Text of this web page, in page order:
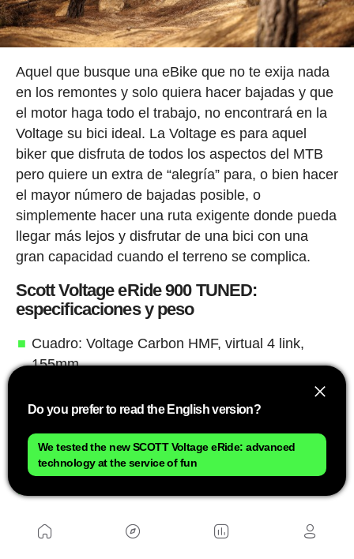
Aquel que busque una eBike que no te exija nada
en los remontes y solo quiera hacer bajadas y que
el motor haga todo el trabajo, no encontrará en la
Voltage su bici ideal. La Voltage es para aquel
biker que disfruta de todos los aspectos del MTB
pero quiere un extra de “alegría” para, o bien hacer
el mayor número de bajadas posible, o
simplemente hacer una ruta exigente donde pueda
llegar más lejos y disfrutar de una bici con una
gran capacidad cuando el terreno se complica.
Scott Voltage eRide 900 TUNED:
especificaciones y peso
Cuadro: Voltage Carbon HMF, virtual 4 link,
155mm
Horquilla: Fox 36 Float Factory Kashima Grip2,
160mm
Amortiguador: Fox Float X NUDE Factory
Kashima EVOL, Piggy Back, 3 modos
Do you prefer to read the English version?
We tested the new SCOTT Voltage eRide: advanced
technology at the service of fun